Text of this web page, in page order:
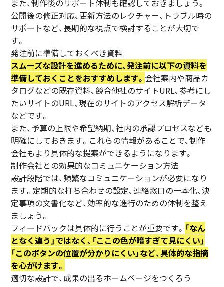
また、制作後のサポート体制も確認しておきましょう。
公開後の修正対応、更新方法のレクチャー、トラブル時の
サポートなど、長期的な視点で検討することが大切で
す。
発注前に準備しておくべき資料
スムーズな設計を進めるために、発注前に以下の資料を
準備しておくことをおすすめします。 会社案内や商品カ
タログなどの既存資料、競合他社のサイトURL、参考にし
たいサイトのURL、現在のサイトのアクセス解析データ
などです。
また、予算の上限や希望納期、社内の承認プロセスなども
明確にしておきます。これらの情報があることで、制作
会社もより具体的な提案ができるようになります。
制作会社との効果的なコミュニケーション方法
設計段階では、頻繁なコミュニケーションが必要になり
ます。定期的な打ち合わせの設定、連絡窓口の一本化、決
定事項の文書化など、効率的な進行のための体制を整え
ましょう。
フィードバックは具体的に行うことが重要です。 「なん
となく違う」ではなく、「ここの色が暗すぎて見にくい」
「このボタンの位置が分かりにくい」など、具体的な指摘
を心がけます。
適切な設計で、成果の出るホームページをつくろう